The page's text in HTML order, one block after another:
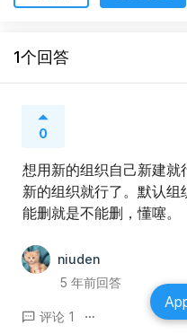
1个回答
0
想用新的组织自己新建就
新的组织就行了。默认
能删就是不能删，懂噻。
niuden
5 年前回答
评论 1